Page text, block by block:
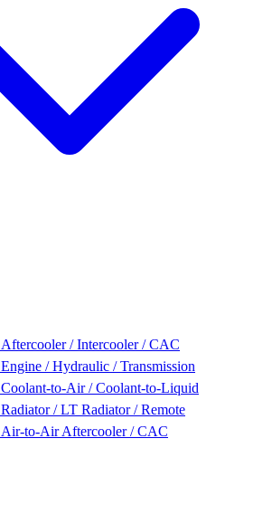
Aftercooler / Intercooler / CAC
Engine / Hydraulic / Transmission
Coolant-to-Air / Coolant-to-Liquid
Radiator / LT Radiator / Remote
Air-to-Air Aftercooler / CAC